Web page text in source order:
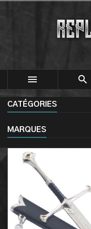
 
CATÉGORIES
MARQUES